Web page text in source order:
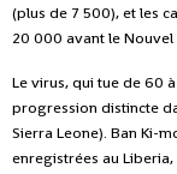
(plus de 7 500), et les
20 000 avant le Nouvel
Le virus, qui tue de 60
progression distincte
Sierra Leone). Ban Ki-
enregistrées au